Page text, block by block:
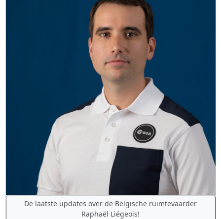
De laatste updates over de Belgische ruimtevaarder
Raphaël Liégeois!